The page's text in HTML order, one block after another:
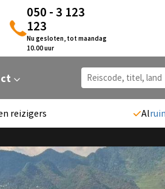
050 - 3 123
123
Nu gesloten, tot maandag
10.00 uur
reizigers Al